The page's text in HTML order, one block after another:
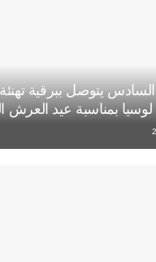
يتوصل ببرقية
بمناسبة عيد العرش